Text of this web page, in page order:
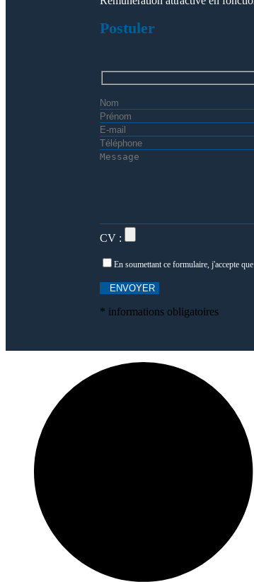
Postuler
CV :
En soumettant ce formulaire, j'accepte
* informations obligatoires